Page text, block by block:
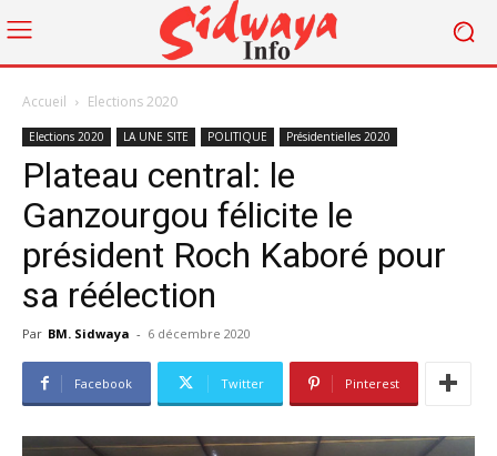
Accueil Elections 2020
Elections 2020 LA UNE SITE POLITIQUE Présidentielles 2020
Plateau central: le
Ganzourgou félicite le
président Roch Kaboré pour
sa réélection
Par BM. Sidwaya - 6 décembre 2020
Facebook Twitter Pinterest